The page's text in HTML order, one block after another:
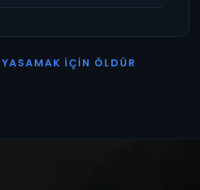
YASAMAK İ ÇI N Ö L D Ü R